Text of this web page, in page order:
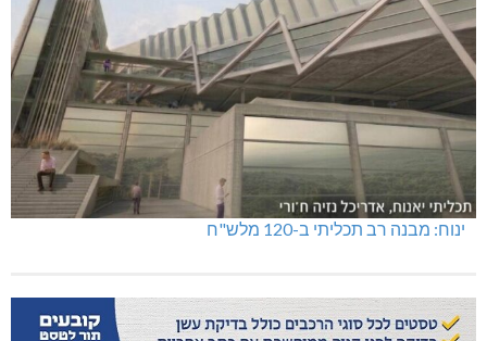
ינוח: מבנה רב תכליתי ב-120 מלש"ח